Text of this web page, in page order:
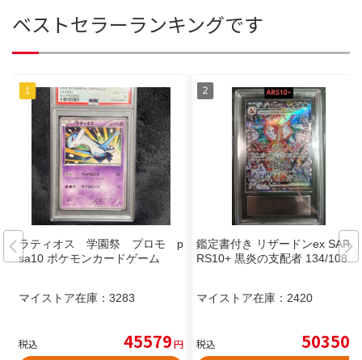
ベストセラーランキングです
ラティオス 学園祭 プロモ p
sa10 ポケモンカードゲーム
マイストア在庫： 3283
税込 45579円
鑑定書付き リザードンex SAR A
RS10+ 黒炎の支配者 134/108
マイストア在庫： 2420
税込 50350